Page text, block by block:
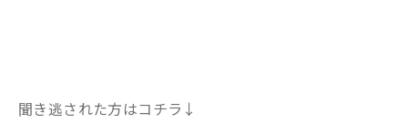
聞き逃された方はコチラ↓